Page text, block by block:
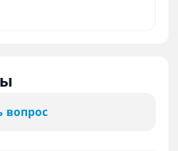
вопрос